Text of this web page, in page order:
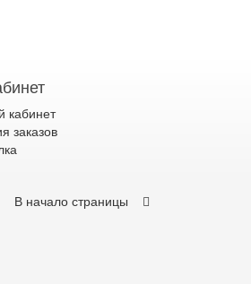
кабинет
заказов
В начало страницы